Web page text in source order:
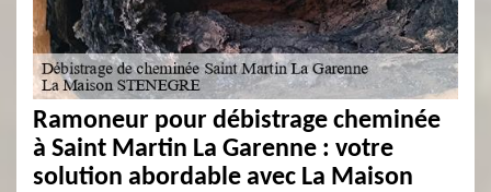
Ramoneur pour débistrage cheminée
à Saint Martin La Garenne : votre
solution abordable avec La Maison